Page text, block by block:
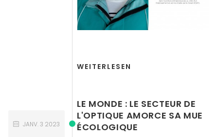
WEITERLESEN
LE MONDE : LE SECTEUR DE
L'OPTIQUE AMORCE SA MUE
ÉCOLOGIQUE
JANV.3 2023